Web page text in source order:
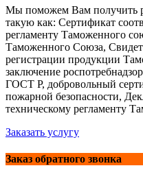
Мы поможем Вам получить
такую как: Сертификат
регламенту Таможенного
Таможенного Союза,
регистрации продукции
заключение
ГОСТ Р, добровольный
пожарной безопасности,
техническому регламенту
Заказать услугу
Заказ обратного звонка